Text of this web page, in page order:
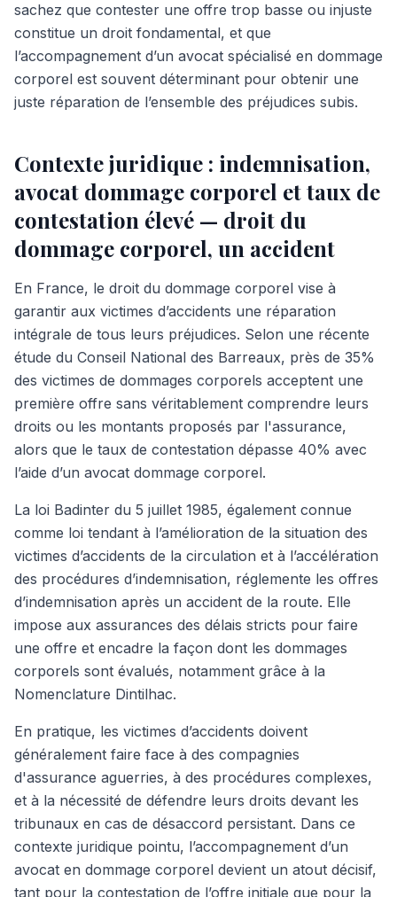
sachez que contester une offre trop basse ou injuste
constitue un droit fondamental, et que
l’accompagnement d’un avocat spécialisé en dommage
corporel est souvent déterminant pour obtenir une
juste réparation de l’ensemble des préjudices subis.
Contexte juridique : indemnisation,
avocat dommage corporel et taux de
contestation élevé — droit du
dommage corporel, un accident
En France, le droit du dommage corporel vise à
garantir aux victimes d’accidents une réparation
intégrale de tous leurs préjudices. Selon une récente
étude du Conseil National des Barreaux, près de 35%
des victimes de dommages corporels acceptent une
première offre sans véritablement comprendre leurs
droits ou les montants proposés par l'assurance,
alors que le taux de contestation dépasse 40% avec
l’aide d’un avocat dommage corporel.
La loi Badinter du 5 juillet 1985, également connue
comme loi tendant à l’amélioration de la situation des
victimes d’accidents de la circulation et à l’accélération
des procédures d’indemnisation, réglemente les offres
d’indemnisation après un accident de la route. Elle
impose aux assurances des délais stricts pour faire
une offre et encadre la façon dont les dommages
corporels sont évalués, notamment grâce à la
Nomenclature Dintilhac.
En pratique, les victimes d’accidents doivent
généralement faire face à des compagnies
d'assurance aguerries, à des procédures complexes,
et à la nécessité de défendre leurs droits devant les
tribunaux en cas de désaccord persistant. Dans ce
contexte juridique pointu, l’accompagnement d’un
avocat en dommage corporel devient un atout décisif,
tant pour la contestation de l’offre initiale que pour la